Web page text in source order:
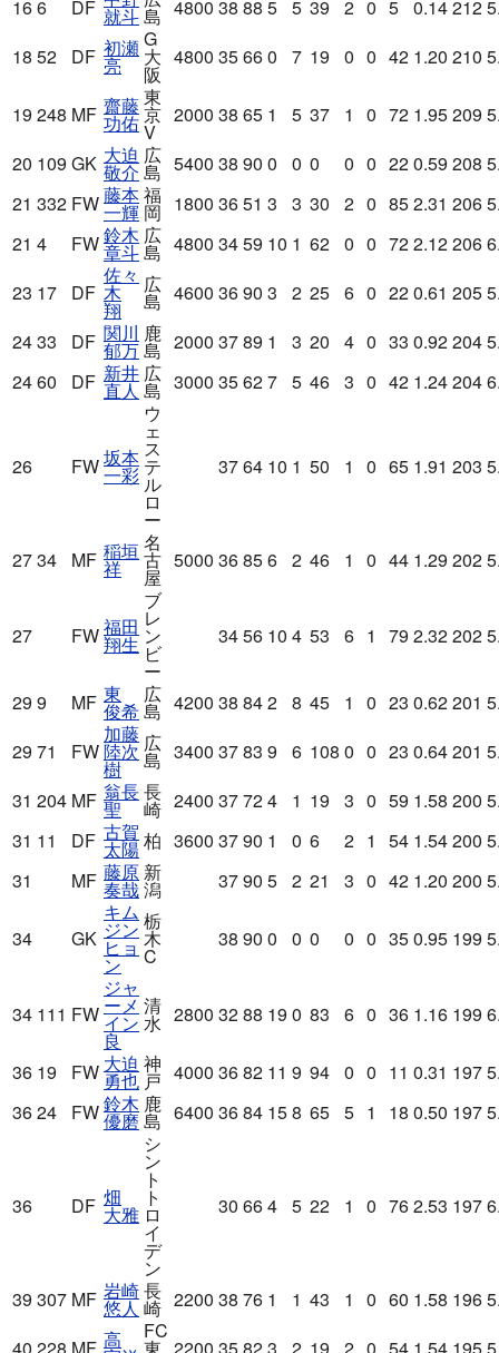
166 DF 就斗島 4800 38 88 5 5 39 2 0 5 0.14212
18 52 DF 初瀬
亮
G
大
阪
4800 35660 7 19 0 0 42 1.20 210
19 248 MF 齋藤
功佑
東
京
V
2000 38 65 1 5 37 1 0 72 1.95209
20 109 GK 大迫
敬介
広
島 5400 38 90 0 0 0 0 0 220.59 208
21 332 FW藤本
一輝
福
岡 1800 3651 3 3 30 2 0 852.31 206
21 4 FW鈴木
章斗
広
島 4800 3459 10 1 62 0 0 722.12206
23 17 DF
佐々
木
翔
広
島 4600 3690 3 2 25 6 0 220.61 205
2433 DF 関川
郁万
鹿
島 2000 3789 1 3 20 4 0 33 0.92204
2460 DF 新井
直人
広
島 3000 35627 5 46 3 0 42 1.24204
26 FW坂本
一彩
ウ
ェ
ス
テ
ル
ロ
ー
3764 10 1 50 1 0 65 1.91 203
2734 MF 稲垣
祥
名
古
屋
5000 36856 2 46 1 0 44 1.29 202
27 FW福田
翔生
ブ
レ
ン
ビ
ー
3456 10 4 53 6 1 79 2.32202
29 9 MF 東
俊希
広
島 4200 38 842 8 45 1 0 23 0.62201
29 71 FW
加藤
陸次
樹
広
島 3400 3783 9 6 108 0 0 23 0.64201
31 204 MF 翁長
聖
長
崎 2400 37724 1 19 3 0 59 1.58 200
31 11 DF 古賀
太陽柏 3600 3790 1 0 6 2 1 54 1.54200
31
MF 藤原
奏哉
新
潟 3790 5 2 21 3 0 42 1.20 200
34 GK
キム
ジン
ヒョ
ン
栃
木
C
38 90 0 0 0 0 0 350.95 199
34 111 FW
ジャ
ーメ
イン
良
清
水 2800 3288 19 0 83 6 0 36 1.16 199
36 19 FW 大迫
勇也
神
戸 4000 3682 11 9 94 0 0 11 0.31 197
3624 FW鈴木
優磨
鹿
島 6400 3684 158 65 5 1 18 0.50 197
36 DF 畑
大雅
シ
ン
ト
ト
ロ
イ
デ
ン
30 664 5 22 1 0 762.53 197
39 307 MF 岩崎
悠人
長
崎 2200 38 76 1 1 43 1 0 60 1.58 196
40 228 MF 高 FC
東 2200 35823 2 19 2 0 54 1.54 195